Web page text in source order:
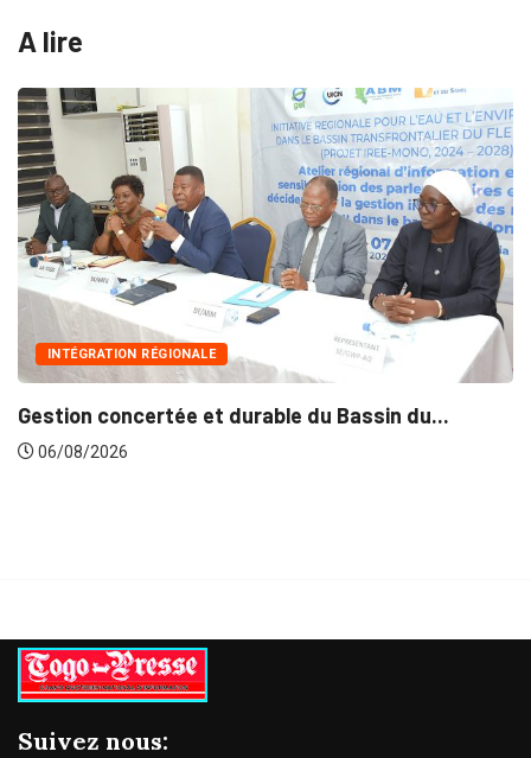
A lire
INTÉGRATION RÉGIONALE
Gestion concertée et durable du Bassin du...
06/08/2026
Suivez nous: